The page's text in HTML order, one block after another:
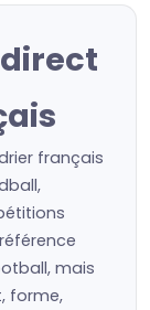
français
mais
forme,